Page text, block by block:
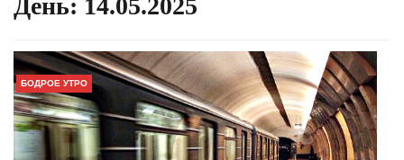
День: 14.05.2025
БОДРОЕ УТРО